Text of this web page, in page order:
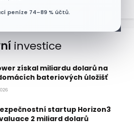
peníze 74–89 % účtů.
investice
získal miliardu dolarů na
bateriových úložišť
startup Horizon3
2 miliard dolarů